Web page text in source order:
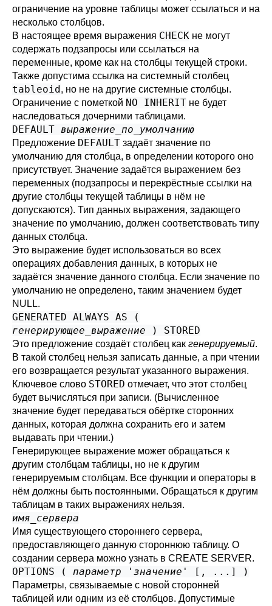
ограничение на уровне таблицы может ссылаться и на
несколько столбцов.
В настоящее время выражения CHECK не могут
содержать подзапросы или ссылаться на
переменные, кроме как на столбцы текущей строки.
Также допустима ссылка на системный столбец
tableoid, но не на другие системные столбцы.
Ограничение с пометкой NO INHERIT не будет
наследоваться дочерними таблицами.
DEFAULT выражение_по_умолчанию
Предложение DEFAULT задаёт значение по
умолчанию для столбца, в определении которого оно
присутствует. Значение задаётся выражением без
переменных (подзапросы и перекрёстные ссылки на
другие столбцы текущей таблицы в нём не
допускаются). Тип данных выражения, задающего
значение по умолчанию, должен соответствовать типу
данных столбца.
Это выражение будет использоваться во всех
операциях добавления данных, в которых не
задаётся значение данного столбца. Если значение по
умолчанию не определено, таким значением будет
NULL.
GENERATED ALWAYS AS (
генерирующее_выражение ) STORED
Это предложение создаёт столбец как генерируемый.
В такой столбец нельзя записать данные, а при чтении
его возвращается результат указанного выражения.
Ключевое слово STORED отмечает, что этот столбец
будет вычисляться при записи. (Вычисленное
значение будет передаваться обёртке сторонних
данных, которая должна сохранить его и затем
выдавать при чтении.)
Генерирующее выражение может обращаться к
другим столбцам таблицы, но не к другим
генерируемым столбцам. Все функции и операторы в
нём должны быть постоянными. Обращаться к другим
таблицам в таких выражениях нельзя.
имя_сервера
Имя существующего стороннего сервера,
предоставляющего данную стороннюю таблицу. О
создании сервера можно узнать в CREATE SERVER.
OPTIONS ( параметр ' значение ' [, ...] )
Параметры, связываемые с новой сторонней
таблицей или одним из её столбцов. Допустимые